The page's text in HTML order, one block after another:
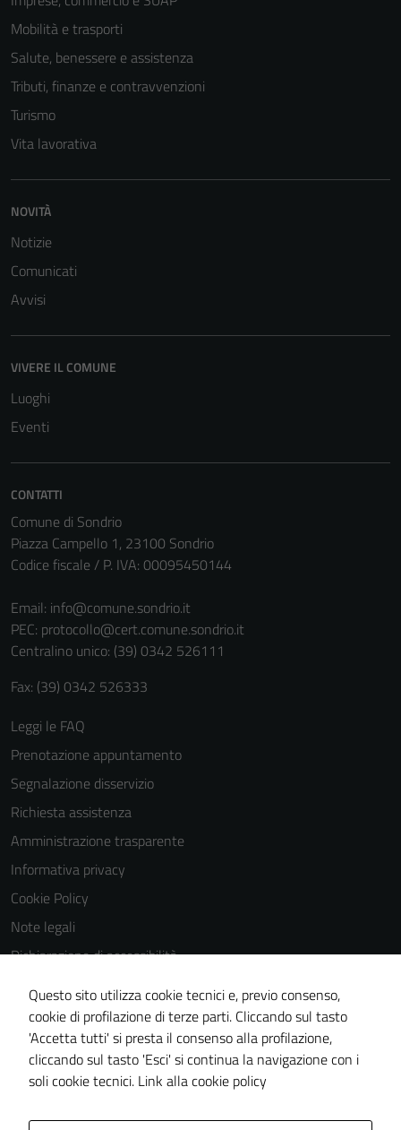
Mobilità e trasporti
Salute, benessere e assistenza
Tributi, finanze e contravvenzioni
Turismo
Vita lavorativa
NOVITÀ
Notizie
Comunicati
Avvisi
VIVERE IL COMUNE
Luoghi
Eventi
CONTATTI
Comune di Sondrio
Piazza Campello 1, 23100 Sondrio
Codice fiscale / P. IVA: 00095450144
Email: info@comune.sondrio.it
PEC: protocollo@cert.comune.sondrio.it
Centralino unico: (39) 0342 526111
Fax: (39) 0342 526333
Leggi le FAQ
Prenotazione appuntamento
Segnalazione disservizio
Richiesta assistenza
Amministrazione trasparente
Informativa privacy
Cookie Policy
Note legali
Dichiarazione di accessibilità
Dichiarazione di accessibilità Servizi
Whistleblowing
Piano di miglioramento del sito
Area riservata
Questo sito utilizza cookie tecnici e, previo consenso,
cookie di profilazione di terze parti. Cliccando sul tasto
'Accetta tutti' si presta il consenso alla profilazione,
cliccando sul tasto 'Esci' si continua la navigazione con i
soli cookie tecnici. Link alla cookie policy
informazioni